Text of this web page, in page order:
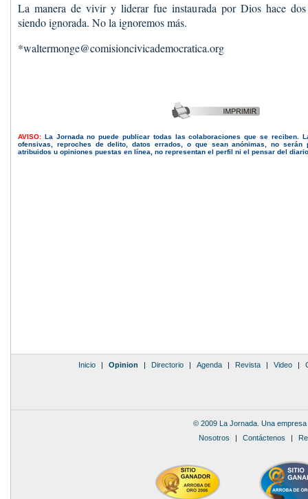
La manera de vivir y liderar fue instaurada por Dios hace
siendo ignorada. No la ignoremos más.
*waltermonge@comisioncivicademocratica.org
AVISO: La Jornada no puede publicar todas las colaboraciones que se reciben.
ofensivas, reproches de delito, datos errados, o que sean anónimas, no serán
atribuidos u opiniones puestas en línea, no representan el perfil ni el pensar del
Inicio | Opinion | Directorio | Agenda | Revista | Video |
© 2009 La Jornada. Una
Nosotros | Contáctenos |